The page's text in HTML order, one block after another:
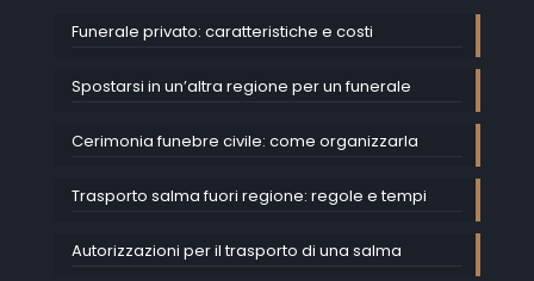
Funerale privato: caratteristiche e costi
Spostarsi in un’altra regione per un funerale
Cerimonia funebre civile: come organizzarla
Trasporto salma fuori regione: regole e tempi
Autorizzazioni per il trasporto di una salma